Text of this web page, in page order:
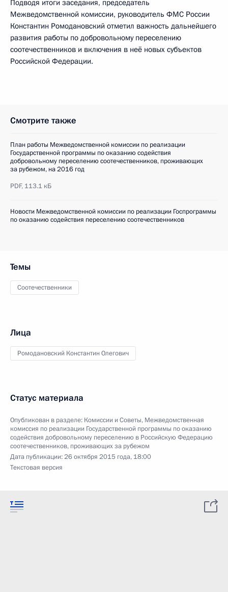
Подводя итоги заседания, председатель
Межведомственной комиссии, руководитель ФМС России
Константин Ромодановский отметил важность дальнейшего
развития работы по добровольному переселению
соотечественников и включения в неё новых субъектов
Российской Федерации.
Смотрите также
План работы Межведомственной комиссии по реализации
Государственной программы по оказанию содействия
добровольному переселению соотечественников, проживающих
за рубежом, на 2016 год
PDF, 113.1 кБ
Новости Межведомственной комиссии по реализации Госпрограммы
по оказанию содействия переселению соотечественников
Темы
Соотечественники
Лица
Ромодановский Константин Олегович
Статус материала
Опубликован в разделе: Комиссии и Советы, Межведомственная
комиссия по реализации Государственной программы по оказанию
содействия добровольному переселению в Российскую Федерацию
соотечественников, проживающих за рубежом
Дата публикации:26 октября 2015 года, 18:00
Текстовая версия